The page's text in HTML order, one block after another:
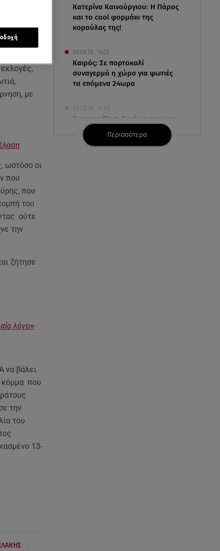
Κατερίνα Καινούργιου: Η Πάρος
και το cool φορμάκι της
κορούλας της!
08.08.26 , 14:25
Καιρός: Σε πορτοκαλί
συναγερμό η χώρα για φωτιές
τα επόμενα 24ωρα
08.08.26 , 14:00
Summer fling: Γιατί να πεις ναι
σε έναν καλοκαιρινό έρωτα
Περισσότερα
με
ωστόσο οι
που
που
του
ούτε
την
ζήτησε
λόγο»
να βάλει
κόμμα που
την
του
13-